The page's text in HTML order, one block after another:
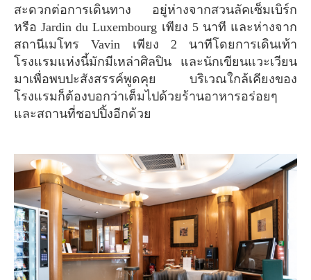
สะดวกต่อการเดินทาง อยู่ห่างจากสวนลัคเซ็มเบิร์ก
หรือ Jardin du Luxembourg เพียง 5 นาที และห่างจาก
สถานีเมโทร Vavin เพียง 2 นาทีโดยการเดินเท้า
โรงแรมแห่งนี้มักมีเหล่าศิลปิน และนักเขียนแวะเวียน
มาเพื่อพบปะสังสรรค์พูดคุย บริเวณใกล้เคียงของ
โรงแรมก็ต้องบอกว่าเต็มไปด้วยร้านอาหารอร่อยๆ
และสถานที่ชอปปิ้งอีกด้วย